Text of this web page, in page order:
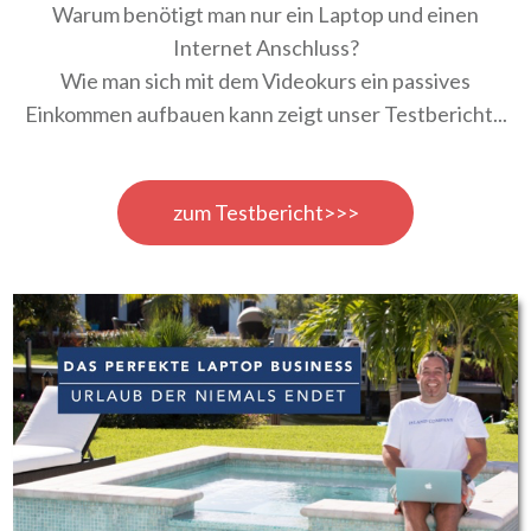
Warum benötigt man nur ein Laptop und einen
Internet Anschluss?
Wie man sich mit dem Videokurs ein passives
Einkommen aufbauen kann zeigt unser Testbericht...
zum Testbericht>>>